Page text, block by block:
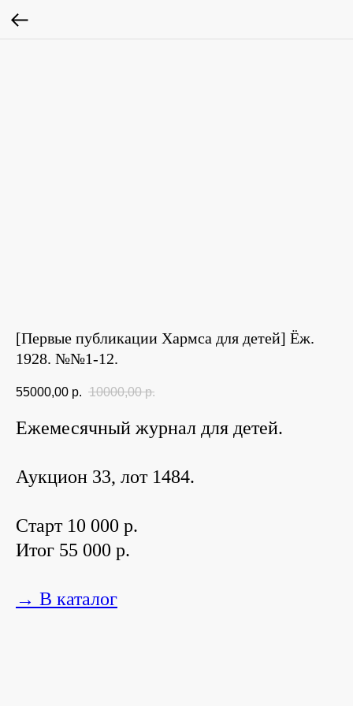
[Первые публикации Хармса для детей] Ёж.
1928. №№1-12.
55000,00 р. 10000,00 р.
Ежемесячный журнал для детей.
Аукцион 33, лот 1484.
Старт 10 000 р.
Итог 55 000 р.
→ В каталог